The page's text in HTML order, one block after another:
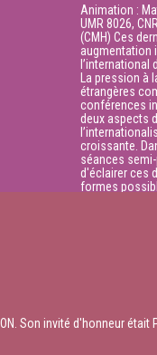
Animation :
UMR 8026,
(CMH) Ces
augmentation
l’international
La pression à
étrangères
conférences
deux aspects
croissante.
séances
d'éclairer ces
formes
situer les
Son invité d'honneur était